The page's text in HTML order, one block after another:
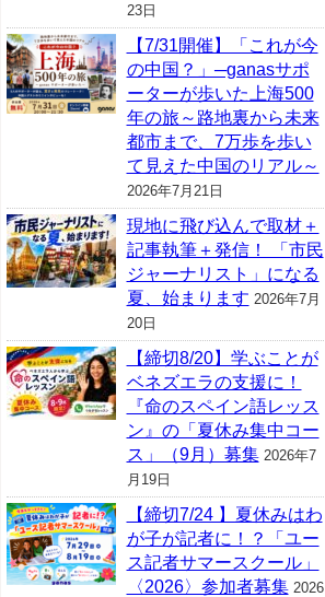
23日
【7/31開催】「これが今
の中国？」─ganasサポ
ーターが歩いた上海500
年の旅～路地裏から未来
都市まで、7万歩を歩い
て見えた中国のリアル～
2026年7月21日
現地に飛び込んで取材＋
記事執筆＋発信！ 「市民
ジャーナリスト」になる
夏、始まります 2026年7月
20日
【締切8/20】学ぶことが
ベネズエラの支援に！
『命のスペイン語レッス
ン』の「夏休み集中コー
ス」（9月）募集 2026年7
月19日
【締切7/24 】夏休みはわ
が子が記者に！？「ユー
ス記者サマースクール」
〈2026〉参加者募集 2026